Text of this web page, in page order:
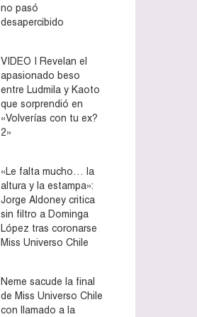
no pasó
desapercibido
VIDEO | Revelan el
apasionado beso
entre Ludmila y Kaoto
que sorprendió en
«Volverías con tu ex?
2»
«Le falta mucho… la
altura y la estampa»:
Jorge Aldoney critica
sin filtro a Dominga
López tras coronarse
Miss Universo Chile
Neme sacude la final
de Miss Universo Chile
con llamado a la